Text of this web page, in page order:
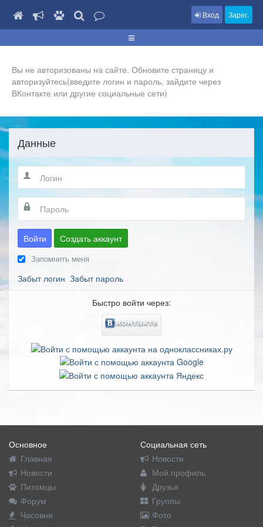
Вход Зарег.
Вы не авторизованы на сайте. Обновите страницу и
авторизуйтесь(введите логин и пароль, зайдите через
ВКонтакте или другие социальные сети)
Данные
Войти Создать аккаунт
Запомнить меня
Забыт логин Забыт пароль
Быстро войти через:
Основное
Главная
Новости
Питомцы
Форум
Часовня
Социальная сеть
Новости
Мой профиль
Друзья
Группы
Фото